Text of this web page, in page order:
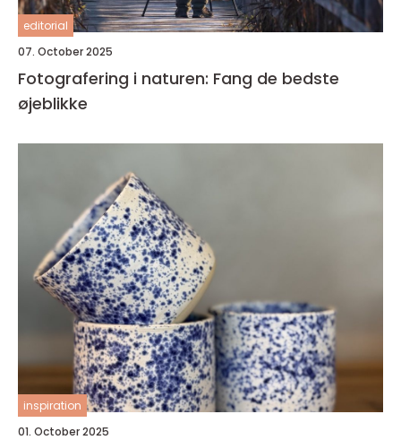
editorial
07. October 2025
Fotografering i naturen: Fang de bedste
øjeblikke
inspiration
01. October 2025